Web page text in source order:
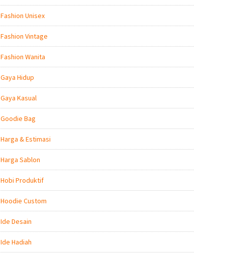
Fashion Unisex
Fashion Vintage
Fashion Wanita
Gaya Hidup
Gaya Kasual
Goodie Bag
Harga & Estimasi
Harga Sablon
Hobi Produktif
Hoodie Custom
Ide Desain
Ide Hadiah